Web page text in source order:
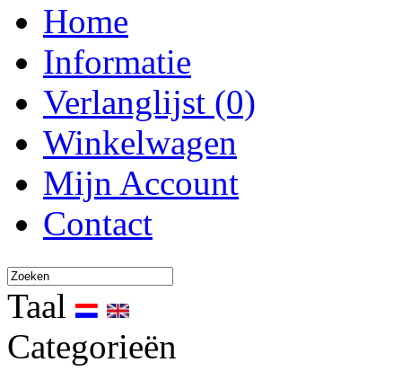
Home
Informatie
Verlanglijst (0)
Winkelwagen
Mijn Account
Contact
Taal
Categorieën